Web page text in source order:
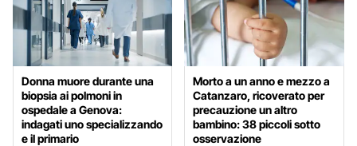
Donna muore durante una
biopsia ai polmoni in
ospedale a Genova:
indagati uno specializzando
e il primario
Morto a un anno e mezzo a
Catanzaro, ricoverato per
precauzione un altro
bambino: 38 piccoli sotto
osservazione